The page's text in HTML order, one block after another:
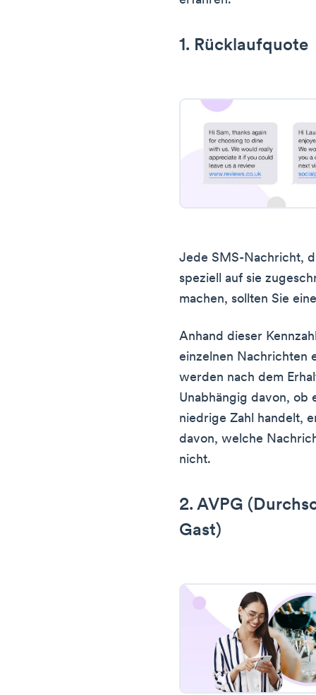
1. Rücklaufquote
Jede SMS-Nachricht,
speziell auf sie
machen, sollten Sie
Anhand dieser
einzelnen Nachrichten
werden nach dem
Unabhängig davon, ob
niedrige Zahl handelt,
davon, welche
nicht.
2. AVPG
Gast)